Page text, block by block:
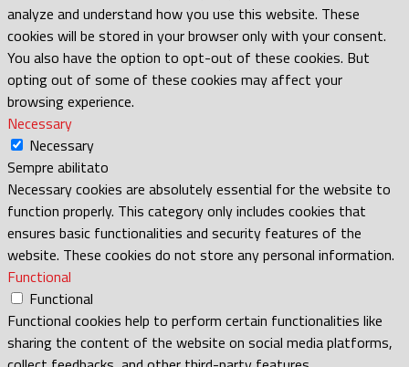
analyze and understand how you use this website. These
cookies will be stored in your browser only with your consent.
You also have the option to opt-out of these cookies. But
opting out of some of these cookies may affect your
browsing experience.
Necessary
Necessary
Sempre abilitato
Necessary cookies are absolutely essential for the website to
function properly. This category only includes cookies that
ensures basic functionalities and security features of the
website. These cookies do not store any personal information.
Functional
Functional
Functional cookies help to perform certain functionalities like
sharing the content of the website on social media platforms,